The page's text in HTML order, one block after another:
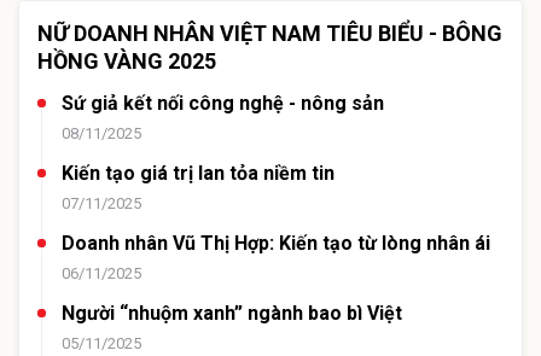
NỮ DOANH NHÂN VIỆT NAM TIÊU BIỂU - BÔNG
HỒNG VÀNG 2025
Sứ giả kết nối công nghệ - nông sản
08/11/2025
Kiến tạo giá trị lan tỏa niềm tin
07/11/2025
Doanh nhân Vũ Thị Hợp: Kiến tạo từ lòng nhân ái
06/11/2025
Người “nhuộm xanh” ngành bao bì Việt
05/11/2025